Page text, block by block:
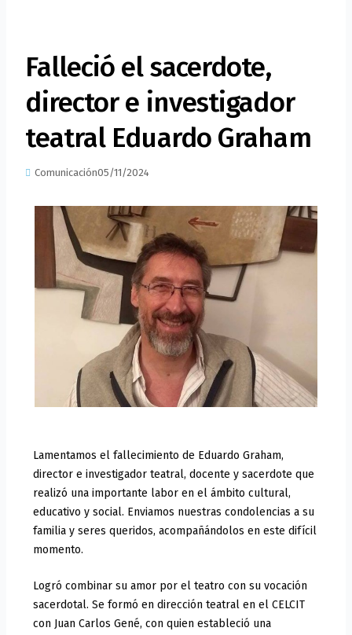
Falleció el sacerdote,
director e investigador
teatral Eduardo Graham
Comunicación05/11/2024
Lamentamos el fallecimiento de Eduardo Graham,
director e investigador teatral, docente y sacerdote que
realizó una importante labor en el ámbito cultural,
educativo y social. Enviamos nuestras condolencias a su
familia y seres queridos, acompañándolos en este difícil
momento.
Logró combinar su amor por el teatro con su vocación
sacerdotal. Se formó en dirección teatral en el CELCIT
con Juan Carlos Gené, con quien estableció una